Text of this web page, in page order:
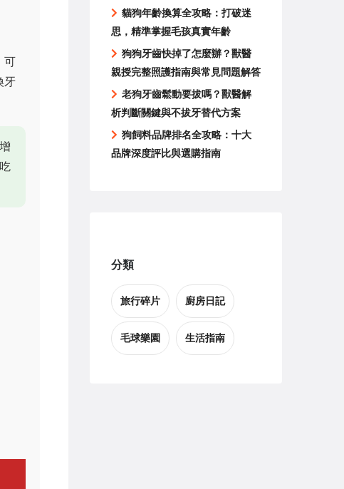
可
牙
貓狗年齡換算全攻略：打破迷
思，精準掌握毛孩真實年齡
狗狗牙齒快掉了怎麼辦？獸醫
親授完整照護指南與常見問題解答
老狗牙齒鬆動要拔嗎？獸醫解
析判斷關鍵與不拔牙替代方案
狗飼料品牌排名全攻略：十大
品牌深度評比與選購指南
分類
旅行碎片 廚房日記
毛球樂園 生活指南